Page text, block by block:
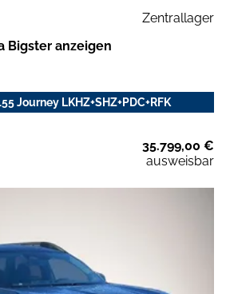
Zentrallager
Bigster anzeigen
Journey LKHZ+SHZ+PDC+RFK
35.799,00 €
ausweisbar